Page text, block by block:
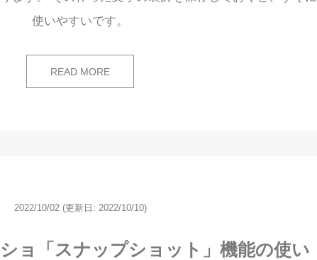
使いやすいです。
READ MORE
2022/10/02 (更新日: 2022/10/10)
ョ「スナップショット」機能の使い